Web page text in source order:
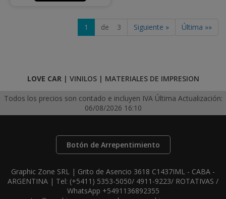
1 de 3 Siguiente » Última »»
LOVE CAR| VINILOS| MATERIALES DE IMPRESION
Todos los precios son contado e incluyen IVA Última Actualización:
06/08/2026 16:10
Botón de Arrepentimiento
Graphic Zone SRL | Grito de Asencio 3618 C1437IML - CABA -
ARGENTINA | Tel: (+5411) 5353-5050/ 4911-9223/ ROTATIVAS /
WhatsApp +5491136892355